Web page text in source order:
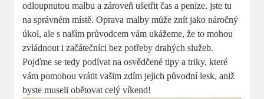
odloupnutou malbu a zároveň ušetřit čas a peníze, jste tu
na správném místě. Oprava malby může znít jako náročný
úkol, ale s naším průvodcem vám ukážeme, že to mohou
zvládnout i začátečníci bez potřeby drahých služeb.
Pojďme se tedy podívat na osvědčené tipy a triky, které
vám pomohou vrátit vašim zdím jejich původní lesk, aniž
byste museli obětovat celý víkend!